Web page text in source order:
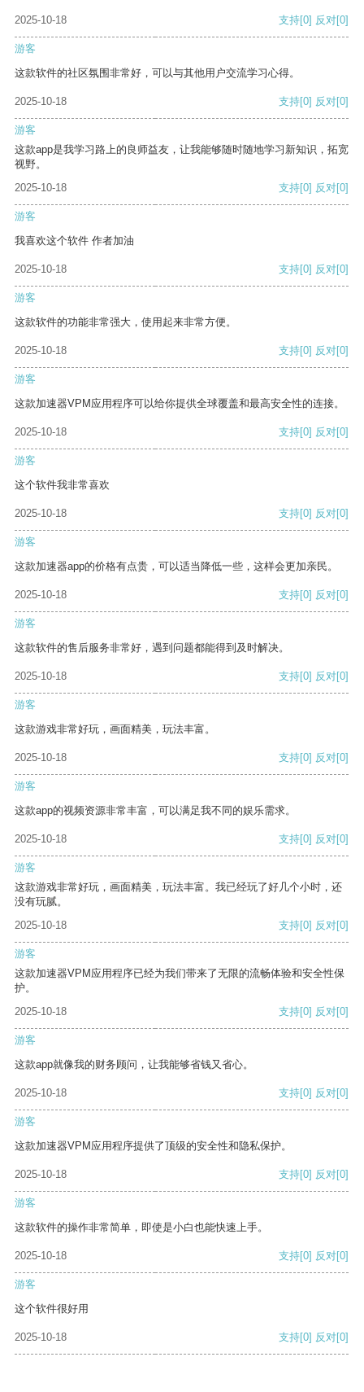
2025-10-18 支持[0] 反对[0]
游客
这款软件的社区氛围非常好，可以与其他用户交流学习心得。
2025-10-18 支持[0] 反对[0]
游客
这款app是我学习路上的良师益友，让我能够随时随地学习新知识，拓宽
视野。
2025-10-18
支持[0] 反对[0]
游客
我喜欢这个软件 作者加油
2025-10-18 支持[0] 反对[0]
游客
这款软件的功能非常强大，使用起来非常方便。
2025-10-18 支持[0] 反对[0]
游客
这款加速器VPM应用程序可以给你提供全球覆盖和最高安全性的连接。
2025-10-18 支持[0] 反对[0]
游客
这个软件我非常喜欢
2025-10-18 支持[0] 反对[0]
游客
这款加速器app的价格有点贵，可以适当降低一些，这样会更加亲民。
2025-10-18 支持[0] 反对[0]
游客
这款软件的售后服务非常好，遇到问题都能得到及时解决。
2025-10-18 支持[0] 反对[0]
游客
这款游戏非常好玩，画面精美，玩法丰富。
2025-10-18 支持[0] 反对[0]
游客
这款app的视频资源非常丰富，可以满足我不同的娱乐需求。
2025-10-18 支持[0] 反对[0]
游客
这款游戏非常好玩，画面精美，玩法丰富。我已经玩了好几个小时，还
没有玩腻。
2025-10-18
支持[0] 反对[0]
游客
这款加速器VPM应用程序已经为我们带来了无限的流畅体验和安全性保
护。
2025-10-18
支持[0] 反对[0]
游客
这款app就像我的财务顾问，让我能够省钱又省心。
2025-10-18 支持[0] 反对[0]
游客
这款加速器VPM应用程序提供了顶级的安全性和隐私保护。
2025-10-18 支持[0] 反对[0]
游客
这款软件的操作非常简单，即使是小白也能快速上手。
2025-10-18 支持[0] 反对[0]
游客
这个软件很好用
2025-10-18 支持[0] 反对[0]